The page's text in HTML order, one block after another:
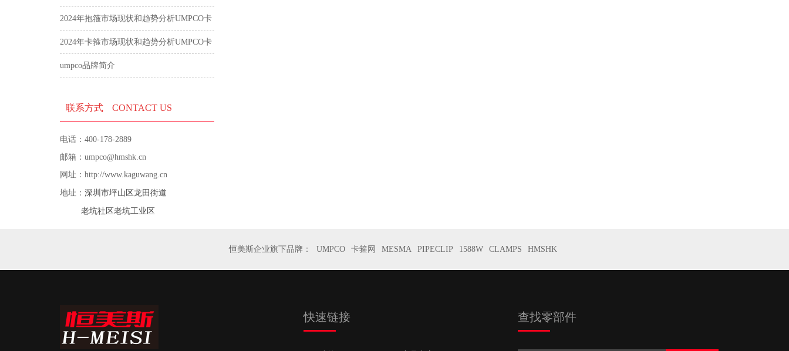
2024年抱箍市场现状和趋势分析UMPCO卡
箍
2024年卡箍市场现状和趋势分析UMPCO卡
箍
umpco品牌简介
联系方式 CONTACT US
电话：400-178-2889
邮箱：umpco@hmshk.cn
网址：http://www.kaguwang.cn
地址： 深圳市坪山区龙田街道
老坑社区老坑工业区
恒美斯企业旗下品牌： UMPCO 卡箍网 MESMA PIPECLIP 1588W CLAMPS HMSHK
快速链接 查找零部件